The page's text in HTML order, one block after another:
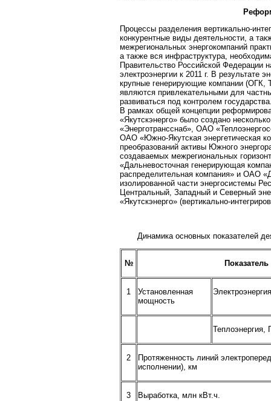
Процессы разделения вертикально-
конкурентные виды деятельности, а
межрегиональных энергокомпаний
а также вся инфраструктура,
Правительство Российской Федерации
электроэнергии к 2011 г. В результате
крупные генерирующие компании (ОГК,
являются привлекательными для
развиваться под контролем
В рамках общей концепции
«Якутскэнерго» было создано
«Энерготрансснаб», ОАО
ОАО «Южно-Якутская энергетическая
преобразований активы Южного
создаваемых межрегиональных
«Дальневосточная генерирующая
распределительная компания» и ОАО
изолированной части энергосистемы
Центральный, Западный и Северный
«Якутскэнерго» (вертикально-
Динамика основных показателей
№ Показатель
1
Установленная
мощность
Теплоэнергия,
2
Протяженность линий
исполнении), км
3 Выработка, млн кВт.ч.